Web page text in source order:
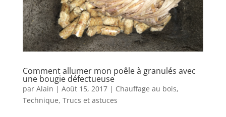
Comment allumer mon poêle à granulés avec
une bougie défectueuse
par Alain | Août 15, 2017| Chauffage au bois,
Technique, Trucs et astuces